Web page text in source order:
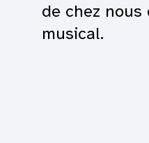
de chez
musical.